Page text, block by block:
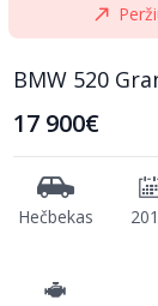
BMW 520
17 900€
Hečbekas